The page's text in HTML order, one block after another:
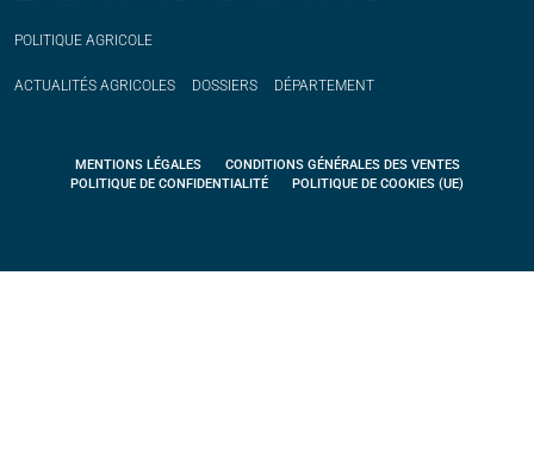
POLITIQUE AGRICOLE
ACTUALITÉS AGRICOLES DOSSIERS DÉPARTEMENT
MENTIONS LÉGALES
CONDITIONS GÉNÉRALES DES VENTES
POLITIQUE DE CONFIDENTIALITÉ
POLITIQUE DE COOKIES (UE)